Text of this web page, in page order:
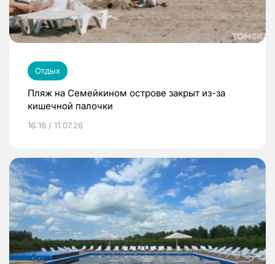
Отдых
Пляж на Семейкином острове закрыт из-за
кишечной палочки
16:16 / 11.07.26